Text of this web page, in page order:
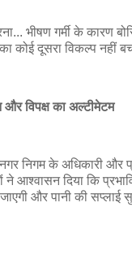
भीषण गर्मी के कारण
कोई दूसरा विकल्प नहीं
विपक्ष का अल्टीमेटम
निगम के अधिकारी और
ने आश्वासन दिया कि
और पानी की